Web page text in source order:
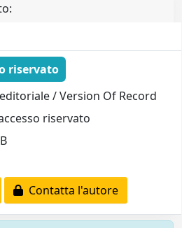
riservato
/ Version Of Record
riservato
Contatta l'autore